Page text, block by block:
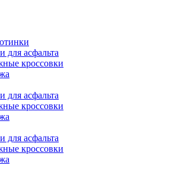
для асфальта
кроссовки
для асфальта
кроссовки
для асфальта
кроссовки